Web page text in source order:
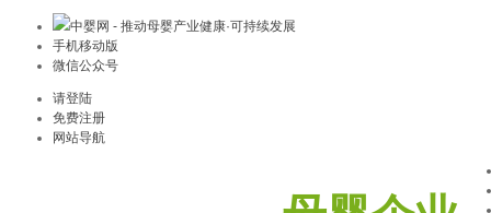
中婴网 - 推动母婴产业健康·可持续发展
手机移动版
微信公众号
请登陆
免费注册
网站导航